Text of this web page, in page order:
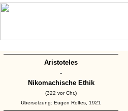
Aristoteles
-
Nikomachische Ethik
(322 vor Chr.)
Übersetzung: Eugen Rolfes, 1921